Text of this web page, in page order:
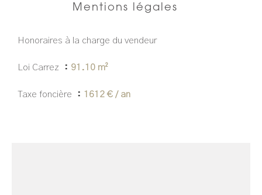
Mentions légales
Honoraires à la charge du vendeur
Loi Carrez 91.10 m²
Taxe foncière 1612 € / an